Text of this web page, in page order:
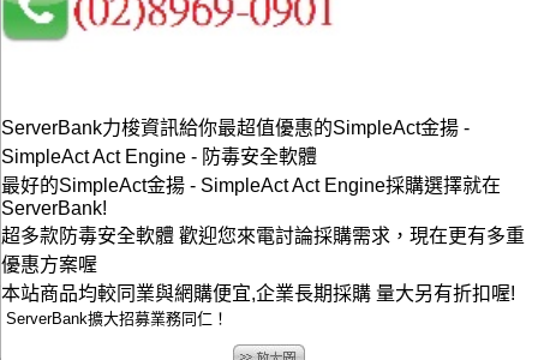
ServerBank力梭資訊給你最超值優惠的SimpleAct金揚 -
SimpleAct Act Engine - 防毒安全軟體
最好的SimpleAct金揚 - SimpleAct Act Engine採購選擇就在
ServerBank!
超多款防毒安全軟體 歡迎您來電討論採購需求，現在更有多重
優惠方案喔
本站商品均較同業與網購便宜,企業長期採購 量大另有折扣喔!
ServerBank擴大招募業務同仁！